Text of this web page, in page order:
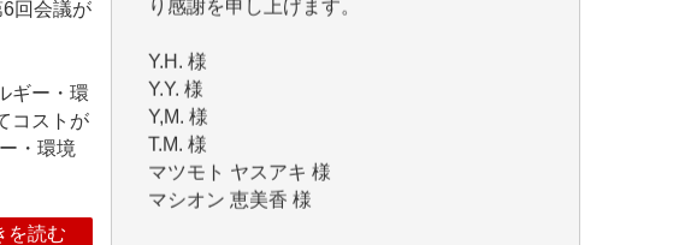
回会議が
ギー・環
コストが
・環境
を読む
Y,M. 様
T.M. 様
マツモト ヤスアキ 様
マシオン 恵美香 様
岩井 祐子 様
吉村 隆子 様